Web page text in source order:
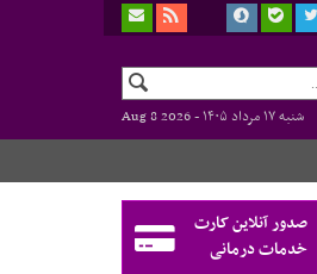
شنبه ۱۷ مرداد ۱۴۰۵ -
Aug 8 2026
صدور آنلاین کارت
خدمات درمانی